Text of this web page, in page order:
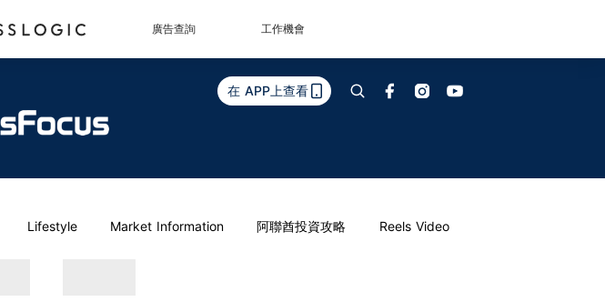
廣告查詢 工作機會
在 APP上查看
Lifestyle Market Information 阿聯酋投資攻略 Reels Video